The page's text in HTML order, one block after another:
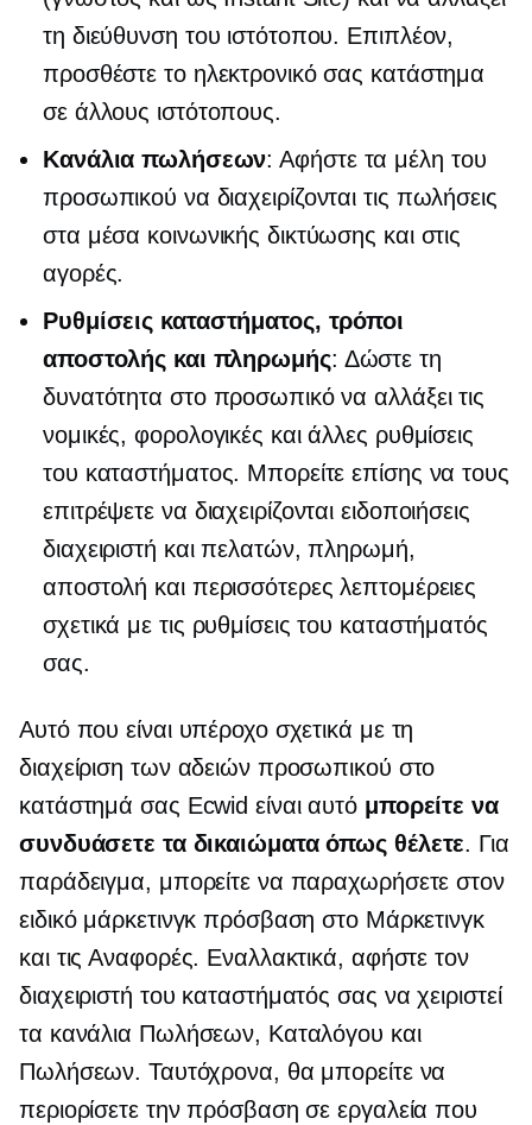
τη διεύθυνση του ιστότοπου. Επιπλέον,
προσθέστε το ηλεκτρονικό σας κατάστημα
σε άλλους ιστότοπους.
Κανάλια πωλήσεων: Αφήστε τα μέλη του
προσωπικού να διαχειρίζονται τις πωλήσεις
στα μέσα κοινωνικής δικτύωσης και στις
αγορές.
Ρυθμίσεις καταστήματος, τρόποι
αποστολής και πληρωμής: Δώστε τη
δυνατότητα στο προσωπικό να αλλάξει τις
νομικές, φορολογικές και άλλες ρυθμίσεις
του καταστήματος. Μπορείτε επίσης να τους
επιτρέψετε να διαχειρίζονται ειδοποιήσεις
διαχειριστή και πελατών, πληρωμή,
αποστολή και περισσότερες λεπτομέρειες
σχετικά με τις ρυθμίσεις του καταστήματός
σας.
Αυτό που είναι υπέροχο σχετικά με τη
διαχείριση των αδειών προσωπικού στο
κατάστημά σας Ecwid είναι αυτό μπορείτε να
συνδυάσετε τα δικαιώματα όπως θέλετε. Για
παράδειγμα, μπορείτε να παραχωρήσετε στον
ειδικό μάρκετινγκ πρόσβαση στο Μάρκετινγκ
και τις Αναφορές. Εναλλακτικά, αφήστε τον
διαχειριστή του καταστήματός σας να χειριστεί
τα κανάλια Πωλήσεων, Καταλόγου και
Πωλήσεων. Ταυτόχρονα, θα μπορείτε να
περιορίσετε την πρόσβαση σε εργαλεία που